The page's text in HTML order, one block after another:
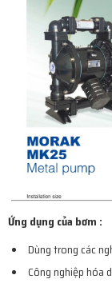
Ứng dụng của bơm :
Dùng trong các
Công nghiệp hóa